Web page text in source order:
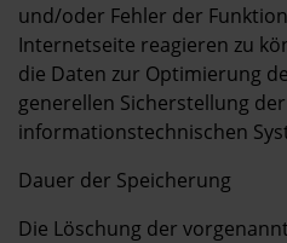
und/oder Fehler der
Internetseite reagieren zu
die Daten zur Optimierung
generellen Sicherstellung
informationstechnischen
Dauer der Speicherung
Die Löschung der